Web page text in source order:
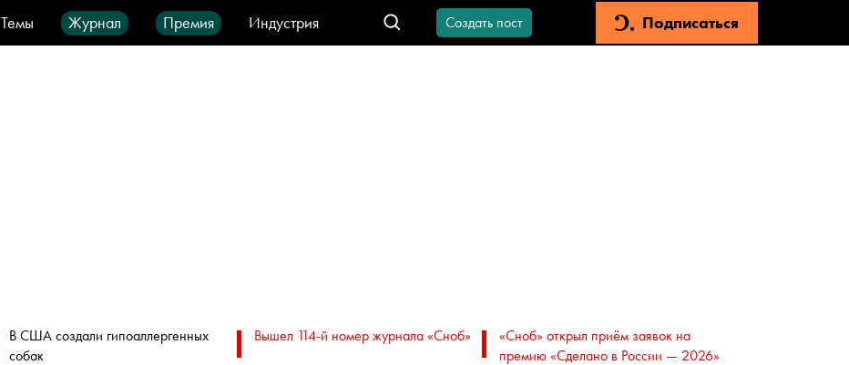
Темы Журнал Премия
Индустрия
Видео Город IT-продукты
Создать пост Подписаться
В США создали гипоаллергенных
собак
Вышел 114-й номер журнала «Сноб»
«Сноб» открыл приём заявок на
премию «Сделано в России — 2026»